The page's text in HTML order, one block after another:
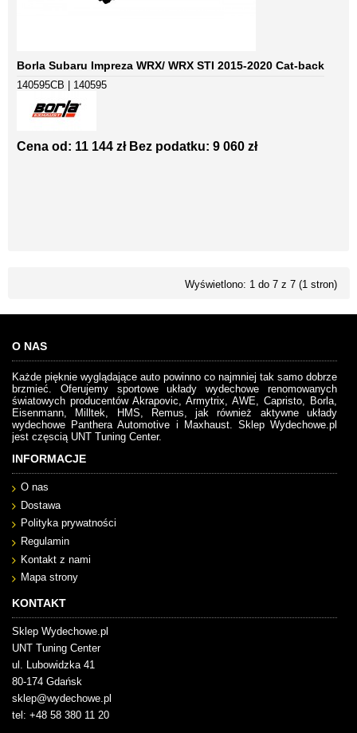
Borla Subaru Impreza WRX/ WRX STI 2015-2020 Cat-back
140595CB | 140595
Cena od: 11 144 zł Bez podatku: 9 060 zł
Wyświetlono: 1 do 7 z 7 (1 stron)
O NAS
Każde pięknie wyglądające auto powinno co najmniej tak samo dobrze
brzmieć. Oferujemy sportowe układy wydechowe renomowanych
światowych producentów Akrapovic, Armytrix, AWE, Capristo, Borla,
Eisenmann, Milltek, HMS, Remus, jak również aktywne układy
wydechowe Panthera Automotive i Maxhaust. Sklep Wydechowe.pl
jest częscią UNT Tuning Center.
INFORMACJE
O nas
Dostawa
Polityka prywatności
Regulamin
Kontakt z nami
Mapa strony
KONTAKT
Sklep Wydechowe.pl
UNT Tuning Center
ul. Lubowidzka 41
80-174 Gdańsk
sklep@wydechowe.pl
tel: +48 58 380 11 20